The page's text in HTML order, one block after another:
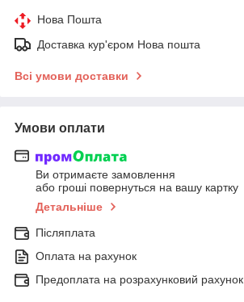
Нова Пошта
Доставка кур'єром Нова пошта
Всі умови доставки
Умови оплати
Ви отримаєте замовлення
або гроші повернуться на вашу картку
Детальніше
Післяплата
Оплата на рахунок
Предоплата на розрахунковий рахунок